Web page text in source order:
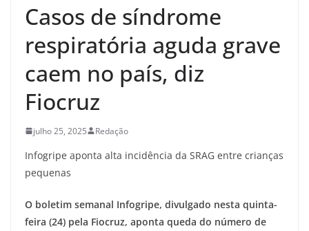
Casos de síndrome
respiratória aguda grave
caem no país, diz
Fiocruz
julho 25, 2025 Redação
Infogripe aponta alta incidência da SRAG entre crianças
pequenas
O boletim semanal Infogripe, divulgado nesta quinta-
feira (24) pela Fiocruz, aponta queda do número de